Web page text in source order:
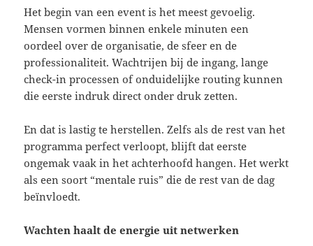
Het begin van een event is het meest gevoelig.
Mensen vormen binnen enkele minuten een
oordeel over de organisatie, de sfeer en de
professionaliteit. Wachtrijen bij de ingang, lange
check-in processen of onduidelijke routing kunnen
die eerste indruk direct onder druk zetten.
En dat is lastig te herstellen. Zelfs als de rest van het
programma perfect verloopt, blijft dat eerste
ongemak vaak in het achterhoofd hangen. Het werkt
als een soort “mentale ruis” die de rest van de dag
beïnvloedt.
Wachten haalt de energie uit netwerken